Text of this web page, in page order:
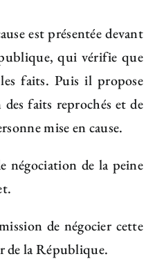
est présentée devant
qui vérifie que
faits. Puis il propose
faits reprochés et de
mise en cause.
négociation de la peine
de négocier cette
de la République.